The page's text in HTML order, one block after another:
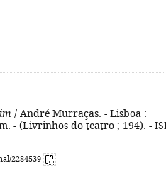
/ André Murraças. - Lisboa :
- (Livrinhos do teatro ; 194). -
2284539